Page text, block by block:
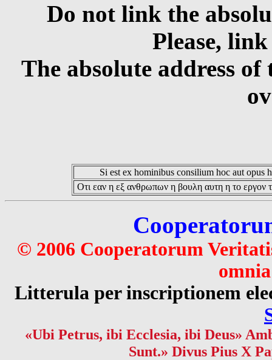
Do not link the
Please,
The absolute address
Si est ex hominibus consilium hoc aut opus
Οτι εαν η εξ ανθρωπων η βουλη αυτη η το εργον
© 2006 Cooperatorum
Litterula per inscriptionem
«Ubi Petrus, ibi Ecclesia, ibi Deus»
Sunt.» Divus Pius X